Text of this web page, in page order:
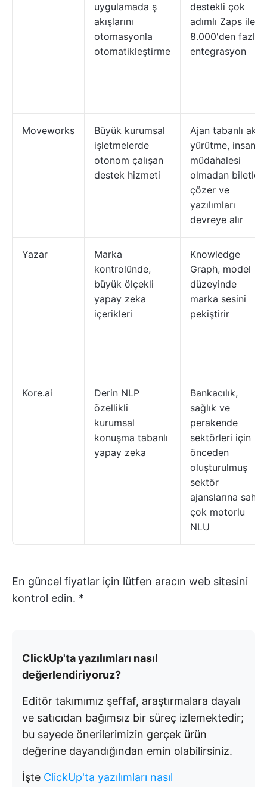
uygulamada ş
akışlarını
otomasyonla
otomatikleştirme
destekli çok
adımlı Zaps ile
8.000'den fazla
entegrasyon
Moveworks
Büyük kurumsal
işletmelerde
otonom çalışan
destek hizmeti
Ajan tabanlı akıl
yürütme, insan
müdahalesi
olmadan biletleri
çözer ve
yazılımları
devreye alır
Yazar
Marka
kontrolünde,
büyük ölçekli
yapay zeka
içerikleri
Knowledge
Graph, model
düzeyinde
marka sesini
pekiştirir
Kore.ai
Derin NLP
özellikli
kurumsal
konuşma tabanlı
yapay zeka
Bankacılık,
sağlık ve
perakende
sektörleri için
önceden
oluşturulmuş
sektör
ajanslarına sahip
çok motorlu
NLU
En güncel fiyatlar için lütfen aracın web sitesini
kontrol edin. *
ClickUp'ta yazılımları nasıl
değerlendiriyoruz?
Editör takımımız şeffaf, araştırmalara dayalı
ve satıcıdan bağımsız bir süreç izlemektedir;
bu sayede önerilerimizin gerçek ürün
değerine dayandığından emin olabilirsiniz.
İşte ClickUp'ta yazılımları nasıl